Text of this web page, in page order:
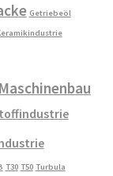
Getriebeöl
Maschinenbau
T30 T50 Turbula